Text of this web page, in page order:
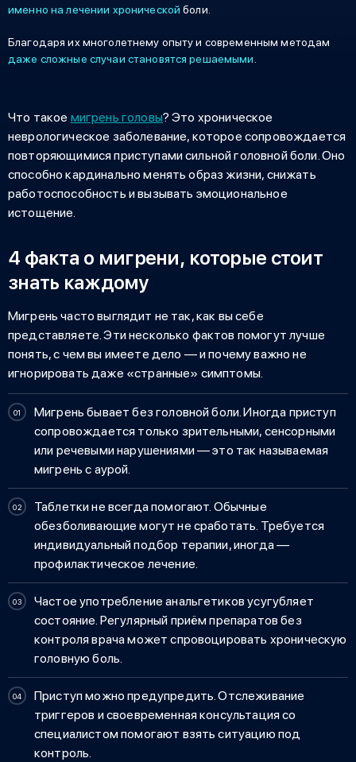
именно на лечении хронической боли.
Благодаря их многолетнему опыту и современным методам
даже сложные случаи становятся решаемыми.
Что такое мигрень головы? Это хроническое
неврологическое заболевание, которое сопровождается
повторяющимися приступами сильной головной боли. Оно
способно кардинально менять образ жизни, снижать
работоспособность и вызывать эмоциональное
истощение.
4 факта о мигрени, которые стоит
знать каждому
Мигрень часто выглядит не так, как вы себе
представляете. Эти несколько фактов помогут лучше
понять, с чем вы имеете дело — и почему важно не
игнорировать даже «странные» симптомы.
Мигрень бывает без головной боли. Иногда приступ
сопровождается только зрительными, сенсорными
или речевыми нарушениями — это так называемая
мигрень с аурой.
Таблетки не всегда помогают. Обычные
обезболивающие могут не сработать. Требуется
индивидуальный подбор терапии, иногда —
профилактическое лечение.
Частое употребление анальгетиков усугубляет
состояние. Регулярный приём препаратов без
контроля врача может спровоцировать хроническую
головную боль.
Приступ можно предупредить. Отслеживание
триггеров и своевременная консультация со
специалистом помогают взять ситуацию под
контроль.